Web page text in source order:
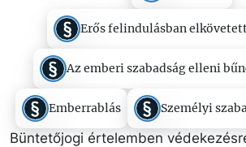
Erős felindulásban
Az emberi szabadság elleni
Emberrablás Személyi
Büntetőjogi értelemben